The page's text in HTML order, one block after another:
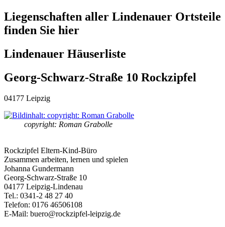
Liegenschaften aller Lindenauer Ortsteile
finden Sie hier
Lindenauer Häuserliste
Georg-Schwarz-Straße 10 Rockzipfel
04177 Leipzig
copyright: Roman Grabolle
Rockzipfel Eltern-Kind-Büro
Zusammen arbeiten, lernen und spielen
Johanna Gundermann
Georg-Schwarz-Straße 10
04177 Leipzig-Lindenau
Tel.: 0341-2 48 27 40
Telefon: 0176 46506108
E-Mail: buero@rockzipfel-leipzig.de